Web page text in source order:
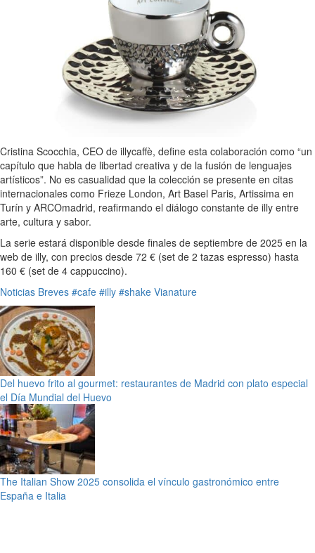
Cristina Scocchia, CEO de illycaffè, define esta colaboración como “un
capítulo que habla de libertad creativa y de la fusión de lenguajes
artísticos”. No es casualidad que la colección se presente en citas
internacionales como Frieze London, Art Basel Paris, Artissima en
Turín y ARCOmadrid, reafirmando el diálogo constante de illy entre
arte, cultura y sabor.
La serie estará disponible desde finales de septiembre de 2025 en la
web de illy, con precios desde 72 € (set de 2 tazas espresso) hasta
160 € (set de 4 cappuccino).
Noticias Breves #cafe #illy #shake Vianature
Del huevo frito al gourmet: restaurantes de Madrid con plato especial
el Día Mundial del Huevo
The Italian Show 2025 consolida el vínculo gastronómico entre
España e Italia